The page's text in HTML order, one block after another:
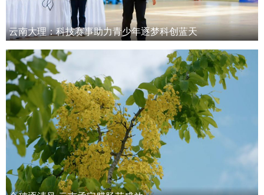
云南大理：科技赛事助力青少年逐梦科创蓝天